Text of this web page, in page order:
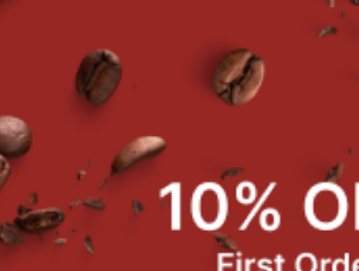
ขนาด
14.1 x 28.6 x 19.5 CM
-น้ำหนัก 3.40 kg.
- โหมดการแทมป์ 3 ระดับ Speedy-
- แทมป์กาแฟให้สม่ำเสมอทุกแก้วเหมือนบาริ